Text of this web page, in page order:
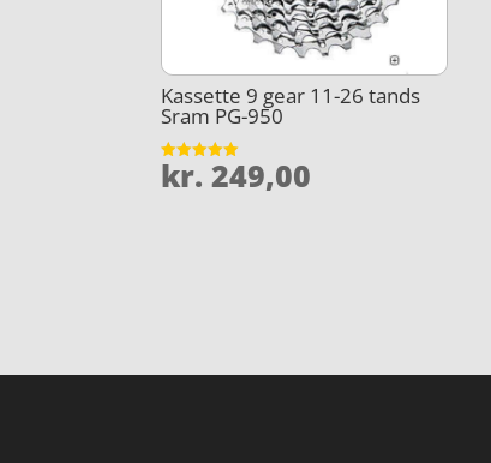
Kassette 9 gear 11-26 tands
Sram PG-950
Vurderet
5
kr. 249,00